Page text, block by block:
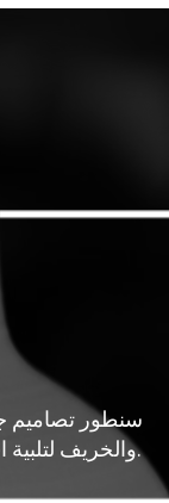
سنطور تصاميم
والخريف لتلبية احتياجات عملائنا.